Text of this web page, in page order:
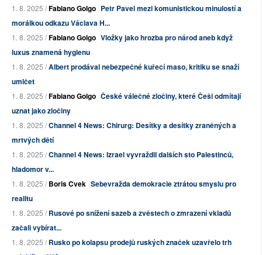
1. 8. 2025 /Fabiano Golgo Petr Pavel mezi komunistickou minulostí a
morálkou odkazu Václava H...
1. 8. 2025 /Fabiano Golgo Vložky jako hrozba pro národ aneb když
luxus znamená hygienu
1. 8. 2025 /Albert prodával nebezpečné kuřecí maso, kritiku se snaží
umlčet
1. 8. 2025 /Fabiano Golgo České válečné zločiny, které Češi odmítají
uznat jako zločiny
1. 8. 2025 /Channel 4 News: Chirurg: Desítky a desítky zraněných a
mrtvých dětí
1. 8. 2025 /Channel 4 News: Izrael vyvraždil dalších sto Palestinců,
hladomor v...
1. 8. 2025 /Boris Cvek Sebevražda demokracie ztrátou smyslu pro
realitu
1. 8. 2025 /Rusové po snížení sazeb a zvěstech o zmrazení vkladů
začali vybírat...
1. 8. 2025 /Rusko po kolapsu prodejů ruských značek uzavřelo trh